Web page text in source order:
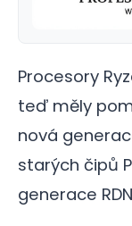
Procesory
teď měly
nová
starých čipů
generace